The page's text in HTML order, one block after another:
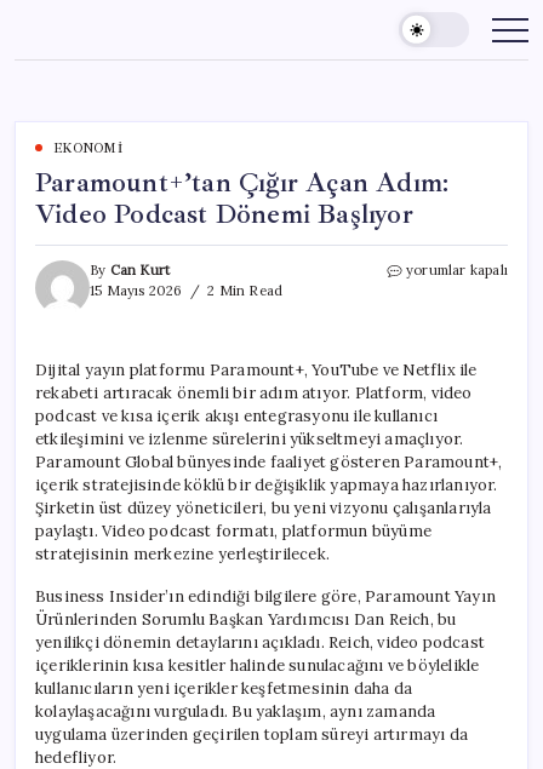
content
EKONOMI
Paramount+’tan Çığır Açan Adım:
Video Podcast Dönemi Başlıyor
By Can Kurt
15 Mayıs 2026
2 Min Read
Paramount+’tan
Podcast
Dönemi
Başlıyor
için
yorumlar kapalı
Dijital yayın platformu Paramount+, YouTube ve Netflix ile
rekabeti artıracak önemli bir adım atıyor. Platform, video
podcast ve kısa içerik akışı entegrasyonu ile kullanıcı
etkileşimini ve izlenme sürelerini yükseltmeyi amaçlıyor.
Paramount Global bünyesinde faaliyet gösteren Paramount+,
içerik stratejisinde köklü bir değişiklik yapmaya hazırlanıyor.
Şirketin üst düzey yöneticileri, bu yeni vizyonu çalışanlarıyla
paylaştı. Video podcast formatı, platformun büyüme
stratejisinin merkezine yerleştirilecek.
Business Insider’ın edindiği bilgilere göre, Paramount Yayın
Ürünlerinden Sorumlu Başkan Yardımcısı Dan Reich, bu
yenilikçi dönemin detaylarını açıkladı. Reich, video podcast
içeriklerinin kısa kesitler halinde sunulacağını ve böylelikle
kullanıcıların yeni içerikler keşfetmesinin daha da
kolaylaşacağını vurguladı. Bu yaklaşım, aynı zamanda
uygulama üzerinden geçirilen toplam süreyi artırmayı da
hedefliyor.